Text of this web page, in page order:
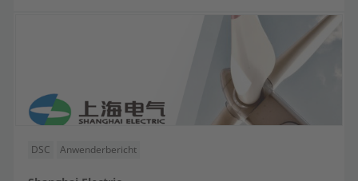
DSC Anwenderbericht